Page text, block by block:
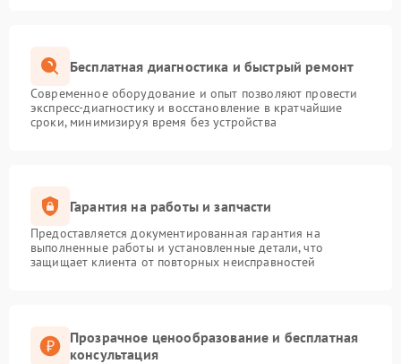
Бесплатная диагностика и быстрый ремонт
Современное оборудование и опыт позволяют провести
экспресс-диагностику и восстановление в кратчайшие
сроки, минимизируя время без устройства
Гарантия на работы и запчасти
Предоставляется документированная гарантия на
выполненные работы и установленные детали, что
защищает клиента от повторных неисправностей
Прозрачное ценообразование и бесплатная
консультация